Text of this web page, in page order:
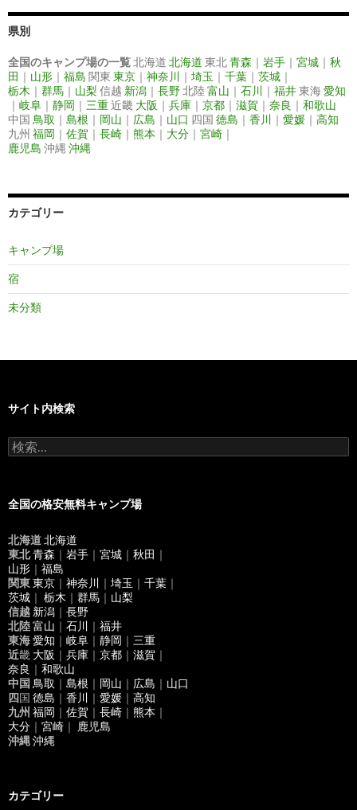
県別
全国のキャンプ場の一覧北海道 北海道 東北青森 ｜ 岩手 ｜ 宮城 ｜ 秋
田 ｜ 山形 ｜ 福島 関東 東京 ｜ 神奈川 ｜ 埼玉 ｜ 千葉 ｜ 茨城 ｜
栃木 ｜ 群馬 ｜ 山梨 信越 新潟 ｜ 長野北陸 富山 ｜ 石川 ｜ 福井東海愛知
｜ 岐阜 ｜ 静岡 ｜ 三重近畿 大阪 ｜ 兵庫 ｜ 京都 ｜ 滋賀 ｜ 奈良 ｜ 和歌山
中国 鳥取 ｜ 島根 ｜ 岡山 ｜ 広島 ｜ 山口 四国 徳島 ｜ 香川 ｜ 愛媛 ｜ 高知
九州 福岡 ｜ 佐賀 ｜ 長崎 ｜ 熊本 ｜ 大分 ｜ 宮崎 ｜
鹿児島 沖縄 沖縄
カテゴリー
キャンプ場
宿
未分類
サイト内検索
検
索
全国の格安無料キャンプ場
北海道北海道
東北青森 ｜ 岩手 ｜ 宮城 ｜ 秋田 ｜
山形 ｜ 福島
関東東京 ｜ 神奈川 ｜ 埼玉 ｜ 千葉 ｜
茨城 ｜ 栃木 ｜ 群馬 ｜ 山梨
信越 新潟 ｜ 長野
北陸富山 ｜ 石川 ｜ 福井
東海愛知 ｜ 岐阜 ｜ 静岡 ｜ 三重
近畿 大阪 ｜ 兵庫 ｜ 京都 ｜ 滋賀 ｜
奈良 ｜ 和歌山
中国 鳥取 ｜ 島根 ｜ 岡山 ｜ 広島 ｜ 山口
四国 徳島 ｜ 香川 ｜ 愛媛 ｜ 高知
九州 福岡 ｜ 佐賀 ｜ 長崎 ｜ 熊本 ｜
大分 ｜ 宮崎 ｜
鹿児島
沖縄沖縄
カテゴリー